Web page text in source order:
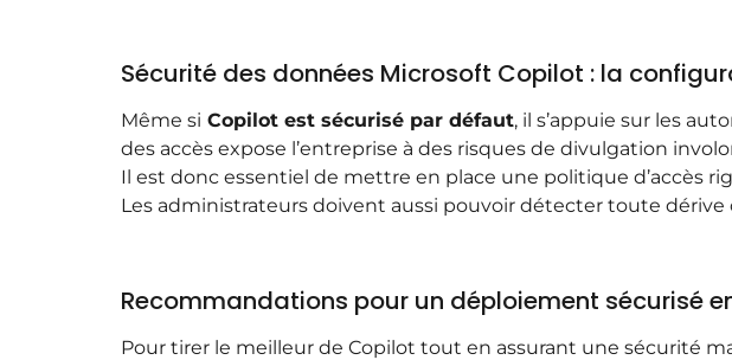
Sécurité des données Microsoft Copilot : la
Même si Copilot est sécurisé par défaut, il s’appuie sur les
des accès expose l’entreprise à des risques de divulgation
Il est donc essentiel de mettre en place une politique d’accès
Les administrateurs doivent aussi pouvoir détecter toute
Recommandations pour un déploiement sécurisé
Pour tirer le meilleur de Copilot tout en assurant une sécurité